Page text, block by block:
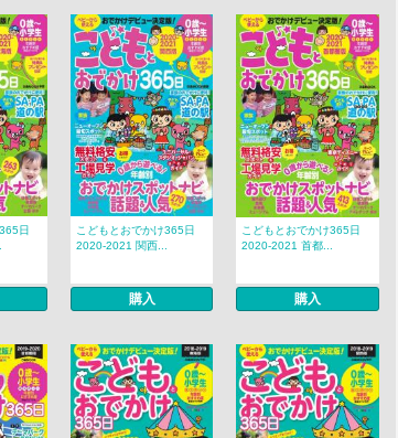
日
こどもとおでかけ365日
2020-2021 関西...
購入
こどもとおでかけ365日
2020-2021 首都...
購入